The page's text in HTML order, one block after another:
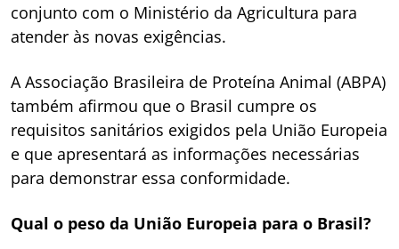
conjunto com o Ministério da Agricultura para
atender às novas exigências.
A Associação Brasileira de Proteína Animal (ABPA)
também afirmou que o Brasil cumpre os
requisitos sanitários exigidos pela União Europeia
e que apresentará as informações necessárias
para demonstrar essa conformidade.
Qual o peso da União Europeia para o Brasil?